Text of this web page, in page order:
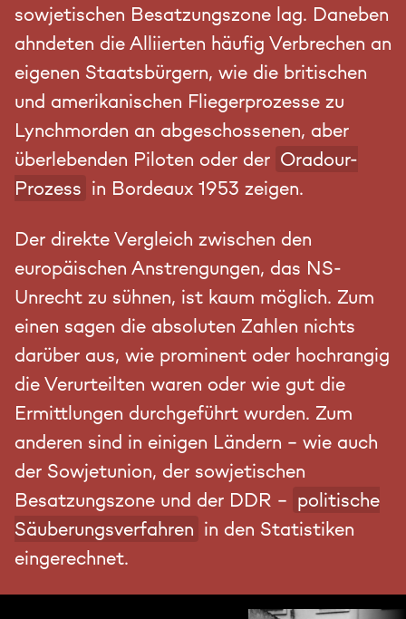
sowjetischen Besatzungszone lag. Daneben
ahndeten die Alliierten häufig Verbrechen an
eigenen Staatsbürgern, wie die britischen
und amerikanischen Fliegerprozesse zu
Lynchmorden an abgeschossenen, aber
überlebenden Piloten oder der Oradour-
Prozess in Bordeaux 1953 zeigen.
Der direkte Vergleich zwischen den
europäischen Anstrengungen, das NS-
Unrecht zu sühnen, ist kaum möglich. Zum
einen sagen die absoluten Zahlen nichts
darüber aus, wie prominent oder hochrangig
die Verurteilten waren oder wie gut die
Ermittlungen durchgeführt wurden. Zum
anderen sind in einigen Ländern – wie auch
der Sowjetunion, der sowjetischen
Besatzungszone und der DDR – politische
Säuberungsverfahren in den Statistiken
eingerechnet.